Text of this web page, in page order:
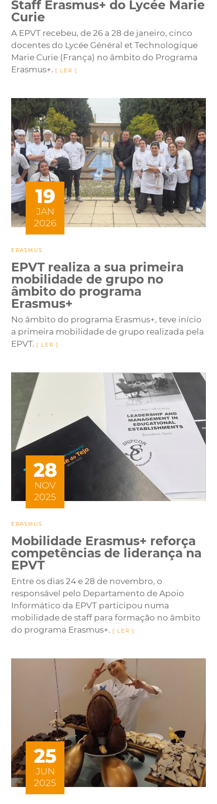
Staff Erasmus+ do Lycée Marie
Curie
A EPVT recebeu, de 26 a 28 de janeiro, cinco
docentes do Lycée Général et Technologique
Marie Curie (França) no âmbito do Programa
Erasmus+.
19
JAN
2026
ERASMUS
EPVT realiza a sua primeira
mobilidade de grupo no
âmbito do programa
Erasmus+
No âmbito do programa Erasmus+, teve início
a primeira mobilidade de grupo realizada pela
EPVT.
28
NOV
2025
ERASMUS
Mobilidade Erasmus+ reforça
competências de liderança na
EPVT
Entre os dias 24 e 28 de novembro, o
responsável pelo Departamento de Apoio
Informático da EPVT participou numa
mobilidade de staff para formação no âmbito
do programa Erasmus+.
25
JUN
2025